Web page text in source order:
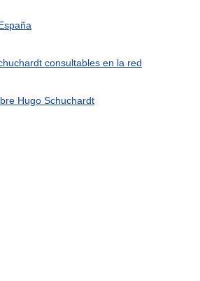
consultables en la red
Hugo Schuchardt